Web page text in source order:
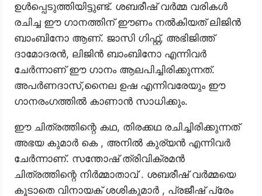
ഉൾപ്പെടുത്തിയിട്ടുണ്ട്. ശബരീഷ് വർമ്മ വരികൾ
രചിച്ച ഈ ഗാനത്തിന് ഈണം നൽകിയത് ലിജിൻ
ബാംബിനോ ആണ്. ജാസി ഗിഫ്റ്റ്, അഭിജിത്ത്
ദാമോദരൻ, ലിജിൻ ബാംബിനോ എന്നിവർ
ചേർന്നാണ് ഈ ഗാനം ആലപിച്ചിരിക്കുന്നത്.
അപർണദാസ്,നൈല ഉഷ എന്നിവരേയും ഈ
ഗാനരംഗത്തിൽ കാണാൻ സാധിക്കും.
ഈ ചിത്രത്തിന്റെ കഥ, തിരക്കഥ രചിച്ചിരിക്കുന്നത്
അഭയ കുമാർ കെ , അനിൽ കുര്യൻ എന്നിവർ
ചേർന്നാണ്. സന്തോഷ് ത്രിവിക്രമൻ
ചിത്രത്തിന്റെ നിർമ്മാതാവ് . ശബരീഷ് വർമ്മയെ
കൂടാതെ വിനായക് ശശികുമാർ , പ്രജീഷ് പ്രേം